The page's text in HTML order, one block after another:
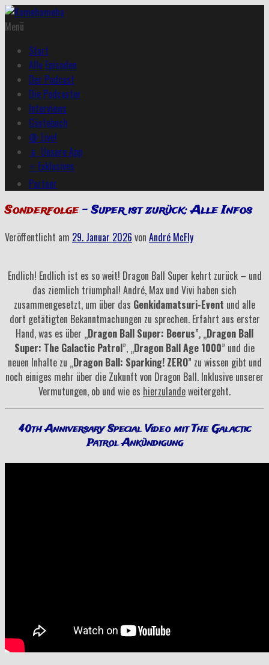
Menü
Start
Alle Episoden
Der Podcast
Die Podcaster
Interviews
Gästebuch
🔴 Live!
📱 Unsere App
⭐ Exklusives
Partner
Sonderfolge– Super ist zurück: Alle Infos
Veröffentlicht am 29. Januar 2026 von André McFly
Endlich! Endlich ist es so weit! Dragon Ball Super kehrt zurück – und
das ziemlich triumphal! André, Max und Vivi haben sich
zusammengesetzt, um über das Genkidamatsuri-Event und alle
dort getätigten Bekanntmachungen zu sprechen. Erfahrt aus erster
Hand, was es über „Dragon Ball Super: Beerus”, „Dragon Ball
Super: The Galactic Patrol”, „Dragon Ball Age 1000” und die
neuen Inhalte zu „Dragon Ball: Sparking! ZERO” zu wissen gibt und
noch einiges mehr über die Zukunft von Dragon Ball. Inklusive unserer
Vermutungen, ob und wie es hierzulandeweitergeht.
40th Anniversary Special Video mit The Galactic
Patrol Ankündigung